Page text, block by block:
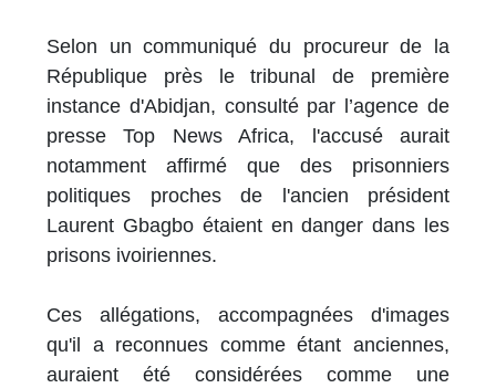
Selon un communiqué du procureur de la
République près le tribunal de première
instance d'Abidjan, consulté par l’agence de
presse Top News Africa, l'accusé aurait
notamment affirmé que des prisonniers
politiques proches de l'ancien président
Laurent Gbagbo étaient en danger dans les
prisons ivoiriennes.
Ces allégations, accompagnées d'images
qu'il a reconnues comme étant anciennes,
auraient été considérées comme une